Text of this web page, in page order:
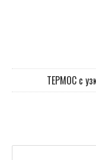
ТЕРМОС с